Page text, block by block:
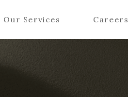
Our Services Careers